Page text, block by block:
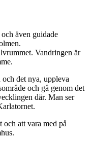
även guidade
Vandringen är
det nya, uppleva
och gå genom det
där. Man ser
att vara med på